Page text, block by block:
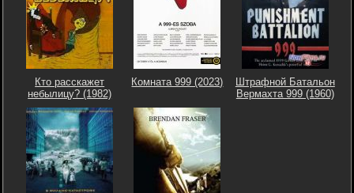
Кто расскажет
небылицу? (1982)
Комната 999 (2023)
Штрафной Батальон
Вермахта 999 (1960)